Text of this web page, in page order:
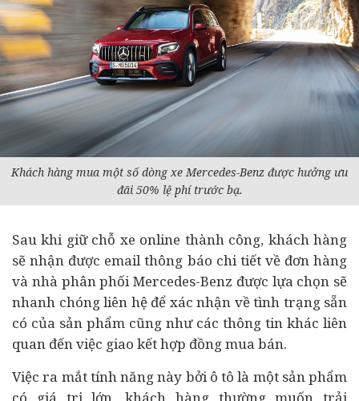
Khách hàng mua một số dòng xe Mercedes-Benz được hưởng ưu
đãi 50% lệ phí trước bạ.
Sau khi giữ chỗ xe online thành công, khách hàng
sẽ nhận được email thông báo chi tiết về đơn hàng
và nhà phân phối Mercedes-Benz được lựa chọn sẽ
nhanh chóng liên hệ để xác nhận về tình trạng sẵn
có của sản phẩm cũng như các thông tin khác liên
quan đến việc giao kết hợp đồng mua bán.
Việc ra mắt tính năng này bởiô tô là một sản phẩm